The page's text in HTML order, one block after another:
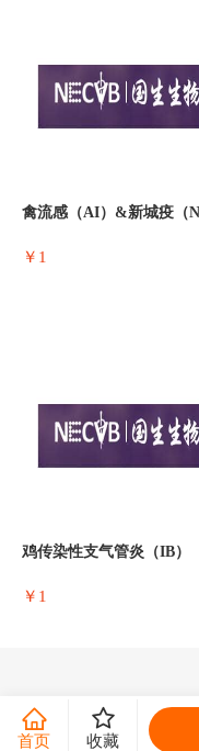
￥1
鸡传染性支气管炎（IB）
￥1
首页 收藏